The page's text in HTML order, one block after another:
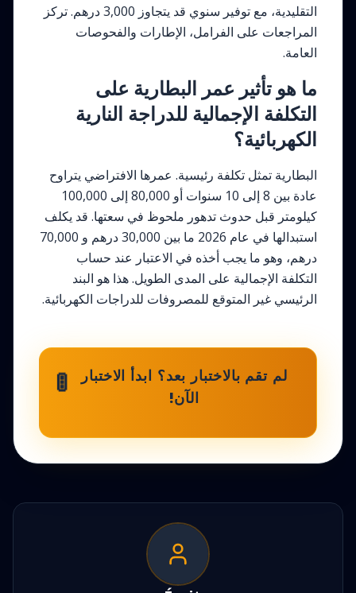
التقليدية، مع توفير سنوي قد يتجاوز 3,000 درهم. تركز
المراجعات على الفرامل، الإطارات والفحوصات
العامة.
ما هو تأثير عمر البطارية على
التكلفة الإجمالية للدراجة النارية
الكهربائية؟
البطارية تمثل تكلفة رئيسية. عمرها الافتراضي يتراوح
عادة بين 8 إلى 10 سنوات أو 80,000 إلى 100,000
كيلومتر قبل حدوث تدهور ملحوظ في سعتها. قد يكلف
استبدالها في عام 2026 ما بين 30,000 درهم و 70,000
درهم، وهو ما يجب أخذه في الاعتبار عند حساب
التكلفة الإجمالية على المدى الطويل. هذا هو البند
الرئيسي غير المتوقع للمصروفات للدراجات الكهربائية.
لم تقم بالاختبار بعد؟ ابدأ الاختبار
الآن!
🚦